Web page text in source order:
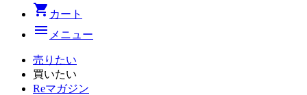
shopping_cart カート
menu メニュー
売りたい
買いたい
Reマガジン